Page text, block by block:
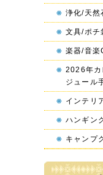
浄化/天然
文具/ポチ
楽器/音楽
2026年カ
ジュール
インテリ
ハンギン
キャンプ